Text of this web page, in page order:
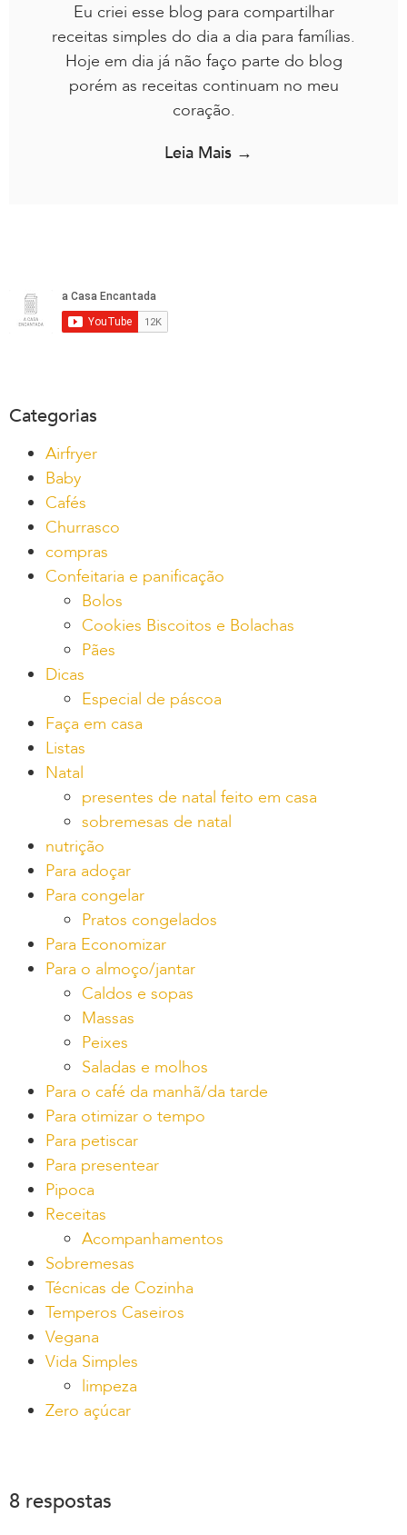
Eu criei esse blog para compartilhar
receitas simples do dia a dia para famílias.
Hoje em dia já não faço parte do blog
porém as receitas continuam no meu
coração.
Leia Mais →
Categorias
Airfryer
Baby
Cafés
Churrasco
compras
Confeitaria e panificação
Bolos
Cookies Biscoitos e Bolachas
Pães
Dicas
Especial de páscoa
Faça em casa
Listas
Natal
presentes de natal feito em casa
sobremesas de natal
nutrição
Para adoçar
Para congelar
Pratos congelados
Para Economizar
Para o almoço/jantar
Caldos e sopas
Massas
Peixes
Saladas e molhos
Para o café da manhã/da tarde
Para otimizar o tempo
Para petiscar
Para presentear
Pipoca
Receitas
Acompanhamentos
Sobremesas
Técnicas de Cozinha
Temperos Caseiros
Vegana
Vida Simples
limpeza
Zero açúcar
8 respostas